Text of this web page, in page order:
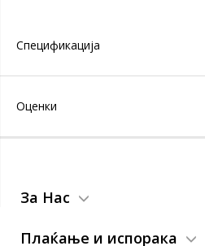
Спецификација
Оценки
За Нас
Плаќање и испорака